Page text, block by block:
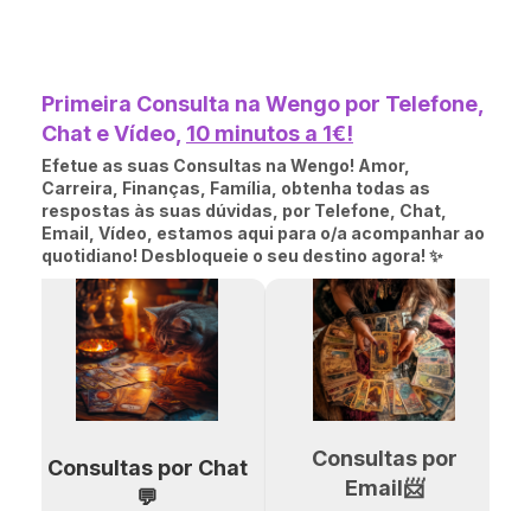
Primeira Consulta na Wengo por Telefone,
Chat e Vídeo, 10 minutos a 1€!
Efetue as suas Consultas na Wengo! Amor,
Carreira, Finanças, Família, obtenha todas as
respostas às suas dúvidas, por Telefone, Chat,
Email, Vídeo, estamos aqui para o/a acompanhar ao
quotidiano! Desbloqueie o seu destino agora! ✨
Consultas por Chat
💬
Consultas por
Email📨